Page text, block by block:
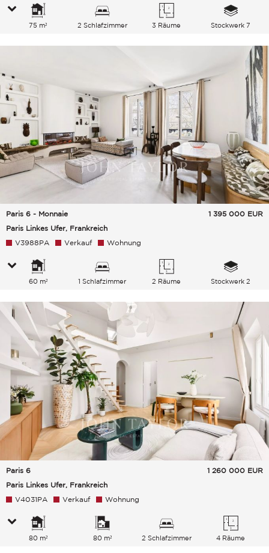
75 m² 2 Schlafzimmer 3 Räume Stockwerk 7
Paris 6 - Monnaie
Paris Linkes Ufer, Frankreich
1 395 000 EUR
V3988PA Verkauf Wohnung
60 m² 1 Schlafzimmer 2 Räume Stockwerk 2
Paris 6
Paris Linkes Ufer, Frankreich
1 260 000 EUR
V4031PA Verkauf Wohnung
80 m² 80 m² 2 Schlafzimmer 4 Räume